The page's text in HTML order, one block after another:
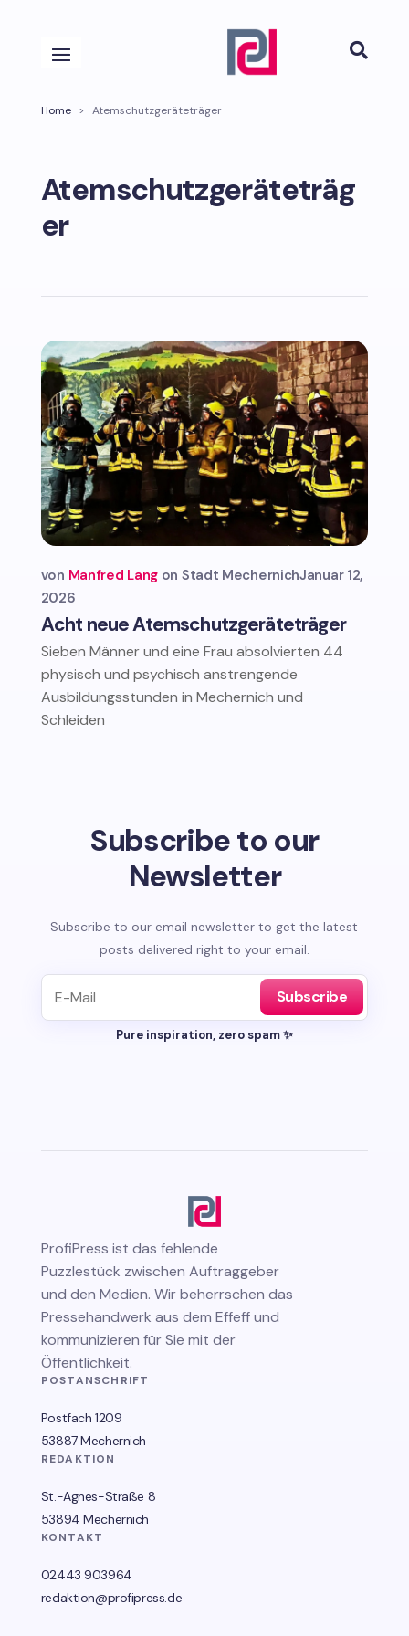

Home > Atemschutzgeräteträger
Atemschutzgeräteträg
er
Acht neue Atemschutzgeräteträger
von Manfred Lang Stadt MechernichJanuar 12,
2026
Sieben Männer und eine Frau absolvierten 44
physisch und psychisch anstrengende
Ausbildungsstunden in Mechernich und
Schleiden
Subscribe to our
Newsletter
Subscribe to our email newsletter to get the latest
posts delivered right to your email.
Subscribe
Pure inspiration, zero spam ✨
ProfiPress ist das fehlende
Puzzlestück zwischen Auftraggeber
und den Medien. Wir beherrschen das
Pressehandwerk aus dem Effeff und
kommunizieren für Sie mit der
Öffentlichkeit.
POSTANSCHRIFT
Postfach 1209
53887 Mechernich
REDAKTION
St.-Agnes-Straße 8
53894 Mechernich
KONTAKT
02443 903964
redaktion@profipress.de